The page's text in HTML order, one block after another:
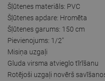
Šļūtenes materiāls: PVC
Šļūtenes apdare: Hromēta
Šļūtenes garums: 150 cm
Pievienojums: 1/2"
Misiņa uzgaļi
Gluda virsma atvieglo tīrīšanu
Rotējoši uzgaļi novērš